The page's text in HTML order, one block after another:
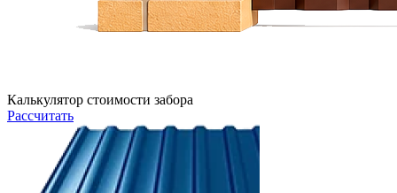
Калькулятор стоимости забора
Рассчитать